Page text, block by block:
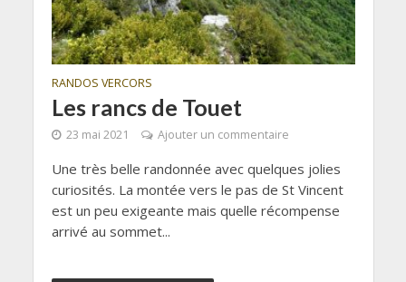
RANDOS VERCORS
Les rancs de Touet
23 mai 2021 Ajouter un commentaire
Une très belle randonnée avec quelques jolies
curiosités. La montée vers le pas de St Vincent
est un peu exigeante mais quelle récompense
arrivé au sommet...